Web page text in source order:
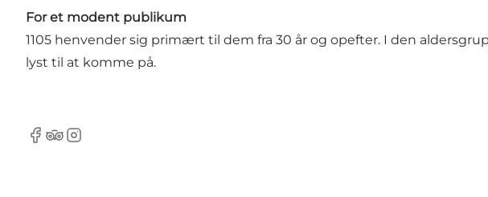
For et modent publikum
1105 henvender sig primært til dem fra 30 år og opefter. I den
lyst til at komme på.
Facebook
Tripadvisor
Instagram